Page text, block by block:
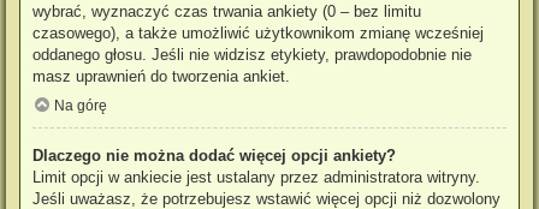
wybrać, wyznaczyć czas trwania ankiety (0 – bez limitu
czasowego), a także umożliwić użytkownikom zmianę wcześniej
oddanego głosu. Jeśli nie widzisz etykiety, prawdopodobnie nie
masz uprawnień do tworzenia ankiet.
Na górę
Dlaczego nie można dodać więcej opcji ankiety?
Limit opcji w ankiecie jest ustalany przez administratora witryny.
Jeśli uważasz, że potrzebujesz wstawić więcej opcji niż dozwolony